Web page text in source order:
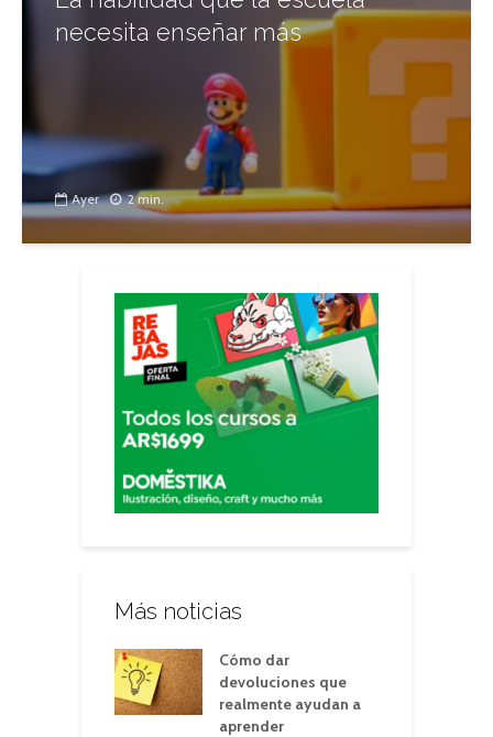
necesita enseñar más
Ayer 2 min.
Más noticias
Cómo dar
devoluciones que
realmente ayudan a
aprender